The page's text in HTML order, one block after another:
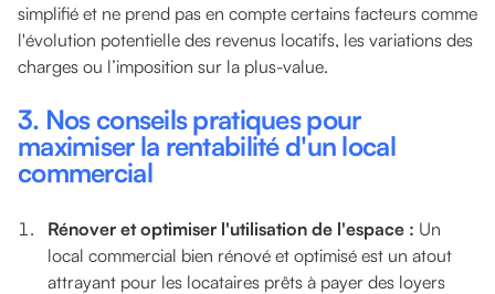
simplifié et ne prend pas en compte certains facteurs comme
l'évolution potentielle des revenus locatifs, les variations des
charges ou l’imposition sur la plus-value.
3. Nos conseils pratiques pour
maximiser la rentabilité d'un local
commercial
Rénover et optimiser l'utilisation de l'espace : Un
local commercial bien rénové et optimisé est un atout
attrayant pour les locataires prêts à payer des loyers